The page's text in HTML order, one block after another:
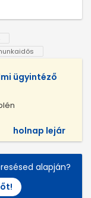
ügyintéző
holnap lejár
alapján?